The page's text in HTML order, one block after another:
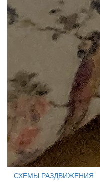
СХЕМЫ РАЗДВИЖЕНИЯ